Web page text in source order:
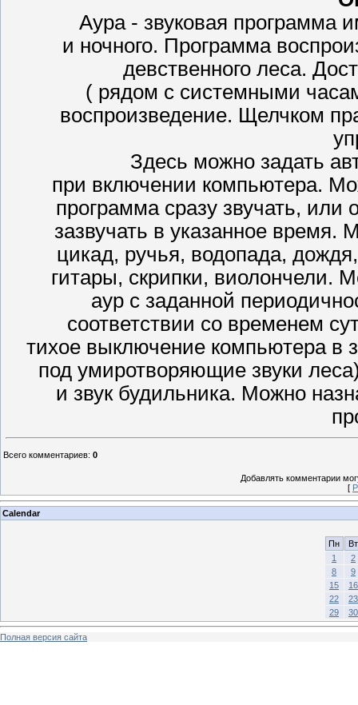
Аура - звуковая программа
и ночного. Программа
девственного леса.
( рядом с системными
воспроизведение. Щелчком
Здесь можно задать
при включении компьютера.
программа сразу звучать,
зазвучать в указанное время.
цикад, ручья, водопада,
гитары, скрипки, виолончели.
аур с заданной
соответствии со временем
тихое выключение компьютера в
под умиротворяющие звуки
и звук будильника. Можно
Всего комментариев: 0
Добавлять комментарии
[
Calendar
Пн
Вт
1
2
8
9
15
16
22
23
29
30
Полная версия сайта